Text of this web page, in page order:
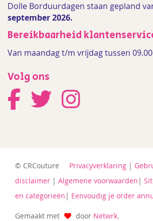
Dolle Borduurdagen staan gepland
september 2026.
Bereikbaarheid
Van maandag t/m vrijdag tussen
Volg ons
© CRCouture Privacyverklaring |
disclaimer | Algemene voorwaarden |
en categorieën | Eenvoudig je order
Gemaakt met door Netwrk.